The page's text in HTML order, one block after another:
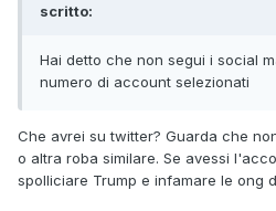
scritto:
Hai detto che non segui i social
numero di account selezionati
Che avrei su twitter? Guarda che
o altra roba similare. Se avessi
spolliciare Trump e infamare le ong